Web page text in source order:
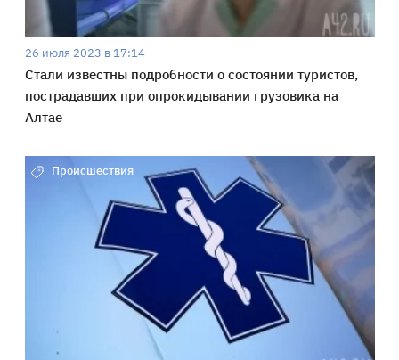
26 июля 2023 в 17:14
Стали известны подробности о состоянии туристов,
пострадавших при опрокидывании грузовика на
Алтае
Происшествия